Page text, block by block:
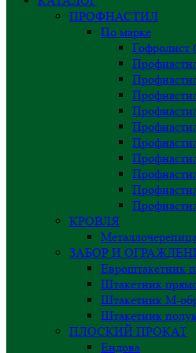
ПРОФНАСТИЛ
По марке
Гофролист
КРОВЛЯ
Металлочерепица
ЗАБОР И
Евроштакетник
Штакетник
Штакетник М-
Штакетник
ПЛОСКИЙ ПРОКАТ
Ендова